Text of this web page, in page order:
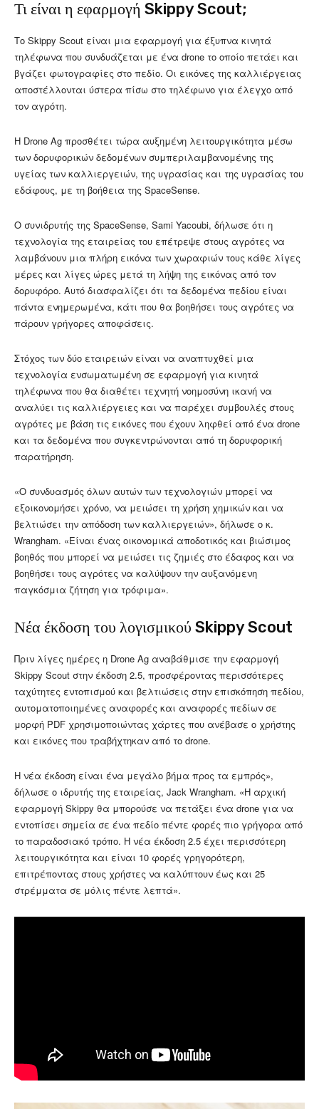
Τι είναι η εφαρμογή Skippy Scout;
Το Skippy Scout είναι μια εφαρμογή για έξυπνα κινητά
τηλέφωνα που συνδυάζεται με ένα drone το οποίο πετάει και
βγάζει φωτογραφίες στο πεδίο. Οι εικόνες της καλλιέργειας
αποστέλλονται ύστερα πίσω στο τηλέφωνο για έλεγχο από
τον αγρότη.
Η Drone Ag προσθέτει τώρα αυξημένη λειτουργικότητα μέσω
των δορυφορικών δεδομένων συμπεριλαμβανομένης της
υγείας των καλλιεργειών, της υγρασίας και της υγρασίας του
εδάφους, με τη βοήθεια της SpaceSense.
Ο συνιδρυτής της SpaceSense, Sami Yacoubi, δήλωσε ότι η
τεχνολογία της εταιρείας του επέτρεψε στους αγρότες να
λαμβάνουν μια πλήρη εικόνα των χωραφιών τους κάθε λίγες
μέρες και λίγες ώρες μετά τη λήψη της εικόνας από τον
δορυφόρο. Αυτό διασφαλίζει ότι τα δεδομένα πεδίου είναι
πάντα ενημερωμένα, κάτι που θα βοηθήσει τους αγρότες να
πάρουν γρήγορες αποφάσεις.
Στόχος των δύο εταιρειών είναι να αναπτυχθεί μια
τεχνολογία ενσωματωμένη σε εφαρμογή για κινητά
τηλέφωνα που θα διαθέτει τεχνητή νοημοσύνη ικανή να
αναλύει τις καλλιέργειες και να παρέχει συμβουλές στους
αγρότες με βάση τις εικόνες που έχουν ληφθεί από ένα drone
και τα δεδομένα που συγκεντρώνονται από τη δορυφορική
παρατήρηση.
«Ο συνδυασμός όλων αυτών των τεχνολογιών μπορεί να
εξοικονομήσει χρόνο, να μειώσει τη χρήση χημικών και να
βελτιώσει την απόδοση των καλλιεργειών», δήλωσε ο κ.
Wrangham. «Είναι ένας οικονομικά αποδοτικός και βιώσιμος
βοηθός που μπορεί να μειώσει τις ζημιές στο έδαφος και να
βοηθήσει τους αγρότες να καλύψουν την αυξανόμενη
παγκόσμια ζήτηση για τρόφιμα».
Νέα έκδοση του λογισμικού Skippy Scout
Πριν λίγες ημέρες η Drone Ag αναβάθμισε την εφαρμογή
Skippy Scout στην έκδοση 2.5, προσφέροντας περισσότερες
ταχύτητες εντοπισμού και βελτιώσεις στην επισκόπηση πεδίου,
αυτοματοποιημένες αναφορές και αναφορές πεδίων σε
μορφή PDF χρησιμοποιώντας χάρτες που ανέβασε ο χρήστης
και εικόνες που τραβήχτηκαν από το drone.
Η νέα έκδοση είναι ένα μεγάλο βήμα προς τα εμπρός»,
δήλωσε ο ιδρυτής της εταιρείας, Jack Wrangham. «Η αρχική
εφαρμογή Skippy θα μπορούσε να πετάξει ένα drone για να
εντοπίσει σημεία σε ένα πεδίο πέντε φορές πιο γρήγορα από
το παραδοσιακό τρόπο. Η νέα έκδοση 2.5 έχει περισσότερη
λειτουργικότητα και είναι 10 φορές γρηγορότερη,
επιτρέποντας στους χρήστες να καλύπτουν έως και 25
στρέμματα σε μόλις πέντε λεπτά».